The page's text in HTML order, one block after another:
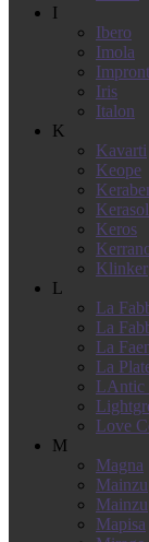
I
Ibero
Imola
Iris
Italon
K
Kavarti
Keope
Kerasol
Keros
Klinker
L
La
La
La
La
LAntic
Love
M
Magna
Mainzu
Mainzu
Mapisa